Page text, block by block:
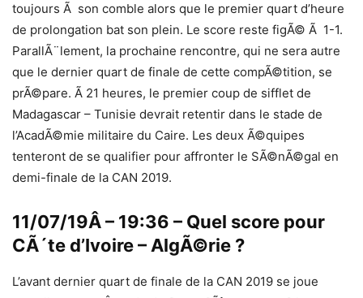
toujours Ã son comble alors que le premier quart d’heure
de prolongation bat son plein. Le score reste figÃ© Ã 1-1.
ParallÃ¨lement, la prochaine rencontre, qui ne sera autre
que le dernier quart de finale de cette compÃ©tition, se
prÃ©pare. Ã 21 heures, le premier coup de sifflet de
Madagascar – Tunisie devrait retentir dans le stade de
l’AcadÃ©mie militaire du Caire. Les deux Ã©quipes
tenteront de se qualifier pour affronter le SÃ©nÃ©gal en
demi-finale de la CAN 2019.
11/07/19Â – 19:36 – Quel score pour
CÃ´te d’Ivoire – AlgÃ©rie ?
L’avant dernier quart de finale de la CAN 2019 se joue